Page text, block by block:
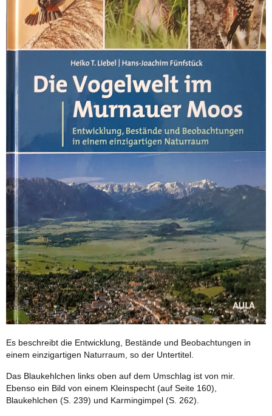
Es beschreibt die Entwicklung, Bestände und Beobachtungen in
einem einzigartigen Naturraum, so der Untertitel.
Das Blaukehlchen links oben auf dem Umschlag ist von mir.
Ebenso ein Bild von einem Kleinspecht (auf Seite 160),
Blaukehlchen (S. 239) und Karmingimpel (S. 262).